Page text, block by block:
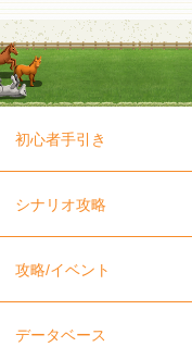
初心者手引き
シナリオ攻略
攻略/イベント
データベース